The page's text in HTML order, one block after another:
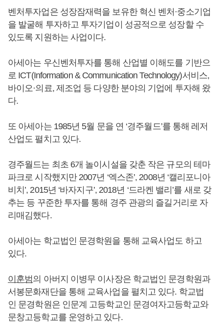
벤처투자업은 성장잠재력을 보유한 혁신 벤처·중소기업
을 발굴해 투자하고 투자기업이 성공적으로 성장할 수
있도록 지원하는 사업이다.
아세아는 우신벤처투자를 통해 산업별 이해도를 기반으
로 ICT(Information & Communication Technology)서비스,
바이오·의료, 제조업 등 다양한 분야의 기업에 투자해 왔
다.
또 아세아는 1985년 5월 문을 연 ‘경주월드’를 통해 레저
산업도 펼치고 있다.
경주월드는 최초 6개 놀이시설을 갖춘 작은 규모의 테마
파크로 시작했지만 2007년 ‘엑스존’, 2008년 ‘캘리포니아
비치’, 2015년 ‘바자지구’, 2018년 ‘드라켄 밸리’를 새로 갖
추는 등 꾸준한 투자를 통해 경주 관광의 즐길거리로 자
리매김했다.
아세아는 학교법인 문경학원을 통해 교육사업도 하고
있다.
이훈범의 아버지 이병무 이사장은 학교법인 문경학원과
서봉문화재단을 통해 교육사업을 펼치고 있다. 학교법
인 문경학원은 인문계 고등학교인 문경여자고등학교와
문창고등학교를 운영하고 있다.